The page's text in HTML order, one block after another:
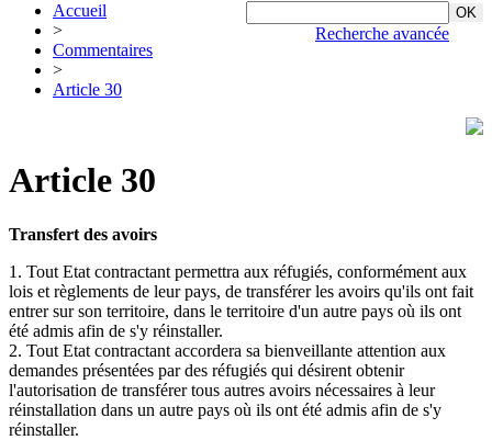
Recherche avancée
Accueil
>
Commentaires
>
Article 30
Article 30
Transfert des avoirs
1. Tout Etat contractant permettra aux réfugiés, conformément aux
lois et règlements de leur pays, de transférer les avoirs qu'ils ont fait
entrer sur son territoire, dans le territoire d'un autre pays où ils ont
été admis afin de s'y réinstaller.
2. Tout Etat contractant accordera sa bienveillante attention aux
demandes présentées par des réfugiés qui désirent obtenir
l'autorisation de transférer tous autres avoirs nécessaires à leur
réinstallation dans un autre pays où ils ont été admis afin de s'y
réinstaller.